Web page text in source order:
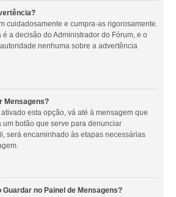
cuidadosamente e cumpra-as rigorosamente.
é a decisão do Administrador do Fórum, e o
nenhuma sobre a advertência
Mensagens?
esta opção, vá até à mensagem que
botão que serve para denunciar
será encaminhado às etapas necessárias
no Painel de Mensagens?